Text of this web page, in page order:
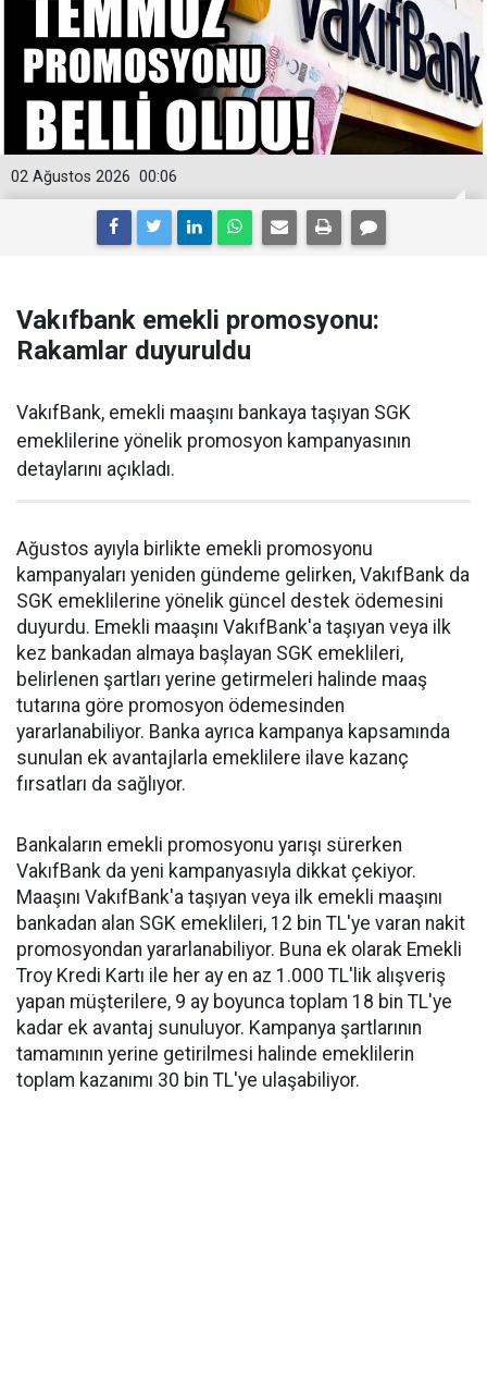
00:06
02 Ağustos 2026
Vakıfbank emekli promosyonu:
Rakamlar duyuruldu
VakıfBank, emekli maaşını bankaya taşıyan SGK
emeklilerine yönelik promosyon kampanyasının
detaylarını açıkladı.
Ağustos ayıyla birlikte emekli promosyonu
kampanyaları yeniden gündeme gelirken, VakıfBank da
SGK emeklilerine yönelik güncel destek ödemesini
duyurdu. Emekli maaşını VakıfBank'a taşıyan veya ilk
kez bankadan almaya başlayan SGK emeklileri,
belirlenen şartları yerine getirmeleri halinde maaş
tutarına göre promosyon ödemesinden
yararlanabiliyor. Banka ayrıca kampanya kapsamında
sunulan ek avantajlarla emeklilere ilave kazanç
fırsatları da sağlıyor.
Bankaların emekli promosyonu yarışı sürerken
VakıfBank da yeni kampanyasıyla dikkat çekiyor.
Maaşını VakıfBank'a taşıyan veya ilk emekli maaşını
bankadan alan SGK emeklileri, 12 bin TL'ye varan nakit
promosyondan yararlanabiliyor. Buna ek olarak Emekli
Troy Kredi Kartı ile her ay en az 1.000 TL'lik alışveriş
yapan müşterilere, 9 ay boyunca toplam 18 bin TL'ye
kadar ek avantaj sunuluyor. Kampanya şartlarının
tamamının yerine getirilmesi halinde emeklilerin
toplam kazanımı 30 bin TL'ye ulaşabiliyor.